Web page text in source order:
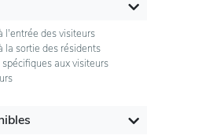
l'entrée des visiteurs
la sortie des résidents
aux visiteurs